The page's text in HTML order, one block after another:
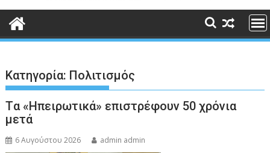
Κατηγορία: Πολιτισμός
Tα «Ηπειρωτικά» επιστρέφουν 50 χρόνια
μετά
6 Αυγούστου 2026 admin admin